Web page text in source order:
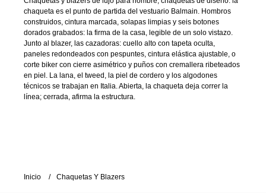
chaqueta es el punto de partida del vestuario Balmain. Hombros
construidos, cintura marcada, solapas limpias y seis botones
dorados grabados: la firma de la casa, legible de un solo vistazo.
Junto al blazer, las cazadoras: cuello alto con tapeta oculta,
paneles redondeados con pespuntes, cintura elástica ajustable, o
corte biker con cierre asimétrico y puños con cremallera ribeteados
en piel. La lana, el tweed, la piel de cordero y los algodones
técnicos se trabajan en Italia. Abierta, la chaqueta deja correr la
línea; cerrada, afirma la estructura.
Inicio Chaquetas Y Blazers